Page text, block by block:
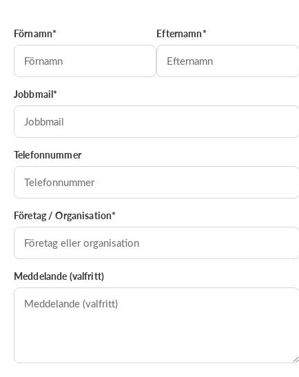
Förnamn* Efternamn*
Jobbmail*
Telefonnummer
Företag / Organisation*
Meddelande (valfritt)